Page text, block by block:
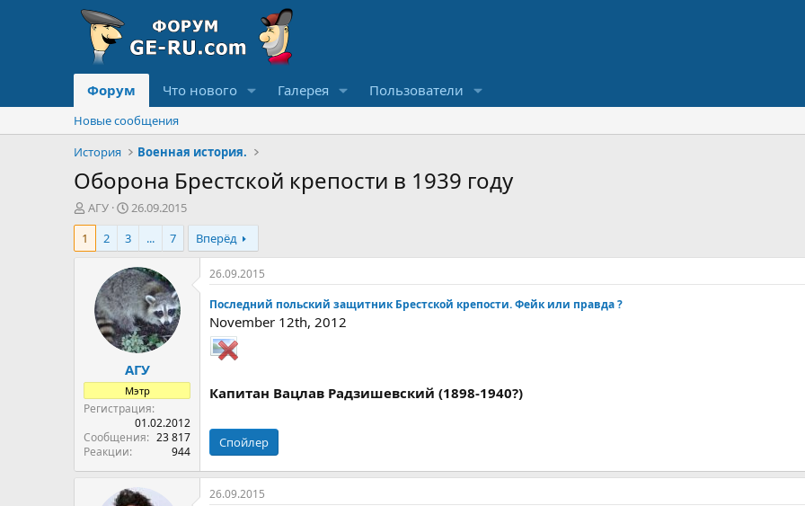
Форум Что нового Галерея Пользователи
Новые сообщения
История
Военная история.
Оборона Брестской крепости в 1939 году
А
в
о
м
АГУ
Д
а
т
а
н
а
ч
а
л
а
26.09.2015
1
2 3 ... 7 Вперёд
АГУ
Мэтр
Регистрация
01.02.2012
Сообщения
23 817
Реакции
944
26.09.2015
Последний польский защитник Брестской крепости. Фейк или правда ?
November 12th, 2012
Капитан Вацлав Радзишевский (1898-1940?)
Спойлер
26.09.2015